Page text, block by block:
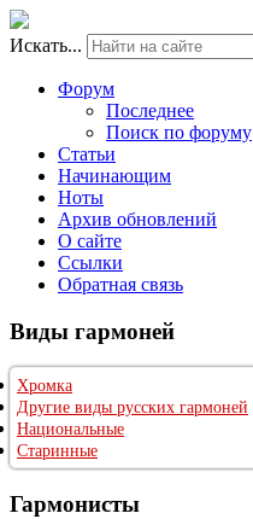
Искать...
Форум
Последнее
Поиск по форуму
Статьи
Начинающим
Ноты
Архив обновлений
О сайте
Ссылки
Обратная связь
Виды гармоней
Хромка
Другие виды русских гармоней
Национальные
Старинные
Гармонисты